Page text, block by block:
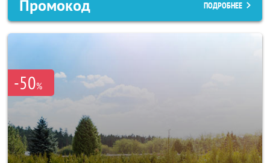
Промокод ПОДРОБНЕЕ
-50%